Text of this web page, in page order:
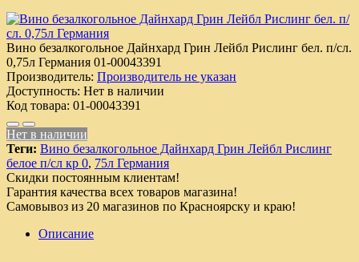
Вино безалкогольное Дайнхард Грин Лейбл Рислинг бел. п/сл.
0,75л Германия 01-00043391
Производитель: Производитель не указан
Доступность: Нет в наличии
Код товара: 01-00043391
Нет в наличии
Теги: Вино безалкогольное Дайнхард Грин Лейбл Рислинг
белое п/сл кр 0, 75л Германия
Скидки постоянным клиентам!
Гарантия качества всех товаров магазина!
Самовывоз из 20 магазинов по Красноярску и краю!
Описание